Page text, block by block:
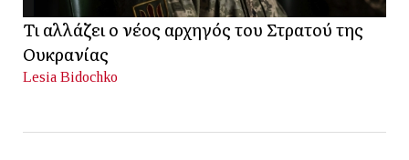
Τι αλλάζει ο νέος αρχηγός του Στρατού της
Ουκρανίας
Lesia Bidochko